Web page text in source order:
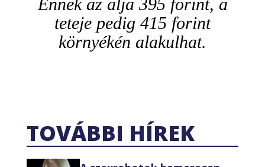
teteje pedig 415 forint
környékén alakulhat.
TOVÁBBI HÍREK